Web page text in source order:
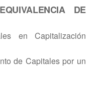
DE
en Capitalización
de Capitales por un